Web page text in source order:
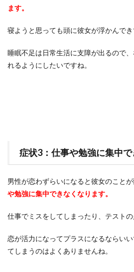
ます。
寝ようと思っても頭に彼女が浮かんで
睡眠不足は日常生活に支障が出るので
れるようにしたいですね。
症状3：仕事や勉強に集中
男性が恋わずらいになると彼女のことが
や勉強に集中できなくなります。
仕事でミスをしてしまったり、テスト
恋が活力になってプラスになるならい
てしまうのはよくありませんね。